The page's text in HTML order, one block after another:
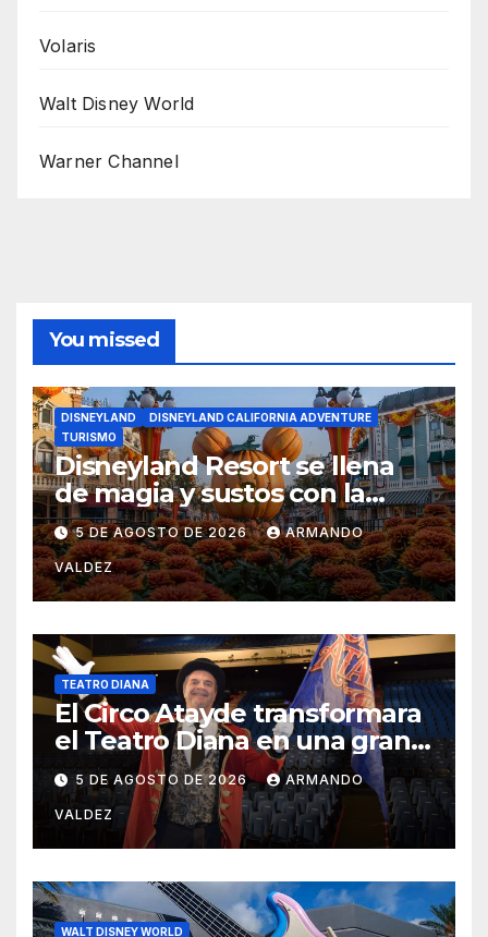
Volaris
Walt Disney World
Warner Channel
You missed
DISNEYLAND
DISNEYLAND CALIFORNIA ADVENTURE
TURISMO
Disneyland Resort se llena
de magia y sustos con la
temporada de Halloween
2026
5 DE AGOSTO DE 2026 ARMANDO
VALDEZ
TEATRO DIANA
El Circo Atayde transformara
el Teatro Diana en una gran
pista de emociones
5 DE AGOSTO DE 2026 ARMANDO
VALDEZ
WALT DISNEY WORLD